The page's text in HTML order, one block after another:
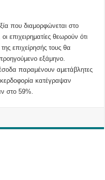
που διαμορφώνεται στο
επιχειρηματίες θεωρούν ότι
επιχείρησής τους θα
εξάμηνο.
παραμένουν αμετάβλητες
κατέγραψαν
στο 59%.